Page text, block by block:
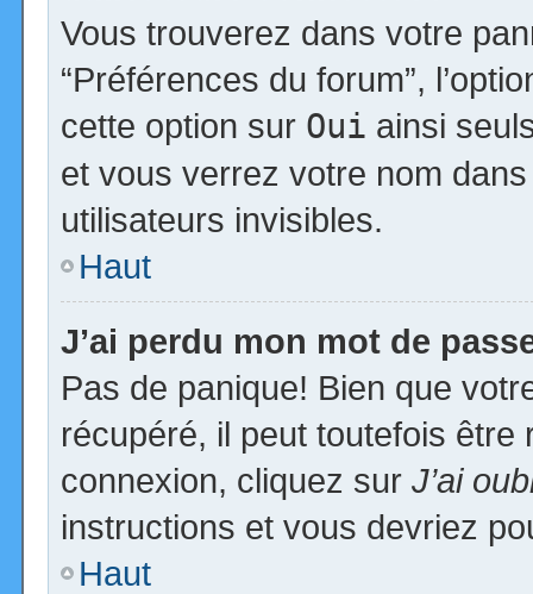
Vous trouverez dans votre
“Préférences du forum”,
cette option sur Oui ainsi
et vous verrez votre nom
utilisateurs invisibles.
Haut
J’ai perdu mon mot de
Pas de panique! Bien que
récupéré, il peut toutefois
connexion, cliquez sur J’ai
instructions et vous devriez
Haut